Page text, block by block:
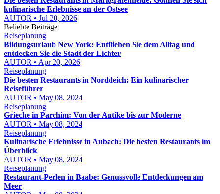
kulinarische Erlebnisse an der Ostsee
AUTOR • Jul 20, 2026
Beliebte Beiträge
Reiseplanung
Bildungsurlaub New York: Entfliehen Sie dem Alltag und
entdecken Sie die Stadt der Lichter
AUTOR • Apr 20, 2026
Reiseplanung
Die besten Restaurants in Norddeich: Ein kulinarischer
Reiseführer
AUTOR • May 08, 2024
Reiseplanung
Grieche in Parchim: Von der Antike bis zur Moderne
AUTOR • May 08, 2024
Reiseplanung
Kulinarische Erlebnisse in Aubach: Die besten Restaurants im
Überblick
AUTOR • May 08, 2024
Reiseplanung
Restaurant-Perlen in Baabe: Genussvolle Entdeckungen am
Meer